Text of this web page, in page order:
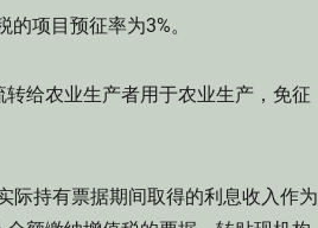
项目预征率为3%。
给农业生产者用于农业生产，免征
际持有票据期间取得的利息收入作为